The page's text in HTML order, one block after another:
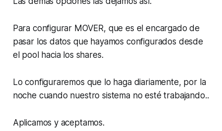
Para configurar MOVER, que es el encargado de
pasar los datos que hayamos configurados desde
el pool hacia los shares.
Lo configuraremos que lo haga diariamente, por la
noche cuando nuestro sistema no esté trabajando..
Aplicamos y aceptamos.